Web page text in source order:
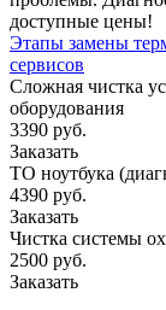
доступные цены!
Этапы замены
сервисов
Сложная чистка
оборудования
3390 руб.
Заказать
ТО ноутбука
4390 руб.
Заказать
Чистка системы
2500 руб.
Заказать